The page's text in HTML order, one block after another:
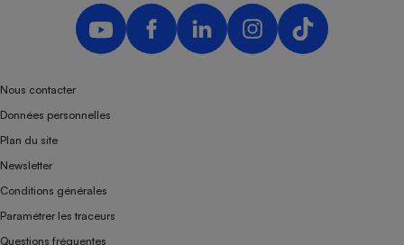
Nous contacter
Données personnelles
Plan du site
Newsletter
Conditions générales
Paramétrer les traceurs
Questions fréquentes